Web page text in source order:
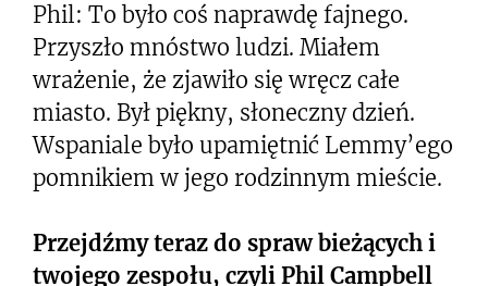
Phil: To było coś naprawdę fajnego.
Przyszło mnóstwo ludzi. Miałem
wrażenie, że zjawiło się wręcz całe
miasto. Był piękny, słoneczny dzień.
Wspaniale było upamiętnić Lemmy’ego
pomnikiem w jego rodzinnym mieście.
Przejdźmy teraz do spraw bieżących i
twojego zespołu, czyli Phil Campbell